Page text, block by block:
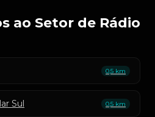
ao Setor de Rádio
0,5 km
Sul 0,5 km